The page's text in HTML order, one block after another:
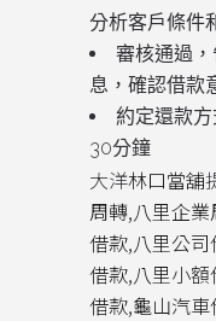
分析客戶條件
審核通過
息，確認借款
約定還款
30分鐘
大洋林口當舖
周轉,八里企
借款,八里公
借款,八里小
借款,龜山汽車